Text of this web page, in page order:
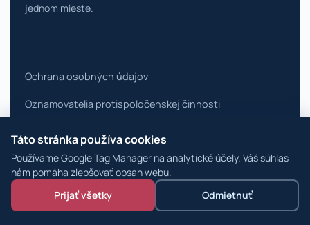
Táto stránka používa cookies
Používame Google Tag Manager na analytické účely. Váš súhlas
nám pomáha zlepšovať obsah webu.
Prijať všetky
Odmietnuť
jednom mieste.
Ochrana osobných údajov
Oznamovatelia protispoločenskej činnosti
Vyhlásenie o prístupnosti
Zmeniť nastavenia cookies
© 2026 Poliklinika Tehelná · WordPress špecialisti